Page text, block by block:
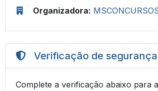
Organizadora:
Verificação de segurança
Complete a verificação abaixo para